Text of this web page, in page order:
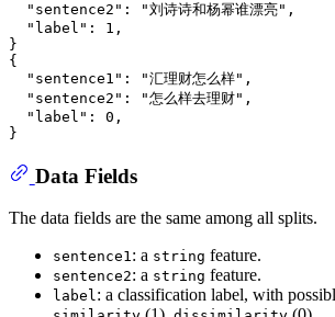
  "sentence2": "刘诗诗和杨幂谁漂亮",
  "label": 1,
}
{
  "sentence1": "汇理财怎么样",
  "sentence2": "怎么样去理财",
  "label": 0,
Data Fields
The data fields are the same among all splits.
sentence1: a string feature.
sentence2: a string feature.
label: a classification label, with